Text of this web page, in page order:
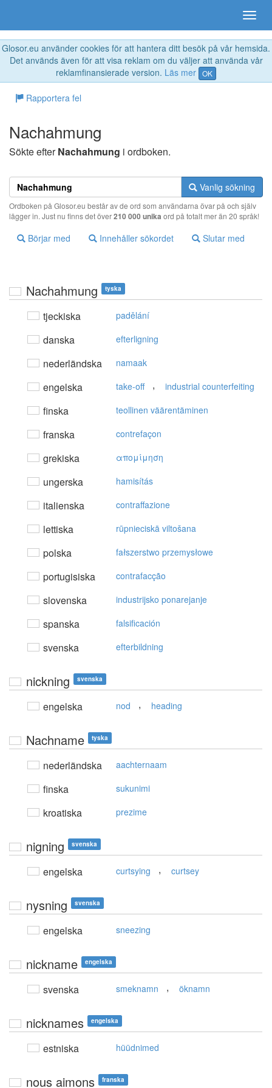
Glosor.eu använder cookies för att hantera ditt besök på vår hemsida.
Det används även för att visa reklam om du väljer att använda vår
reklamfinansierade version. Läs mer OK
Rapportera fel
Nachahmung
Sökte efterNachahmung i ordboken.
Vanlig sökning
Ordboken på Glosor.eu består av de ord som användarna övar på och själv
lägger in. Just nu finns det över210 000 unika ord på totalt mer än 20 språk!
Börjar med Innehåller sökordet Slutar med
Nachahmung tyska
tjeckiska padělání
danska efterligning
nederländska namaak
engelska take-off , industrial counterfeiting
finska teollinen väärentäminen
franska contrefaçon
grekiska απoμίμηση
ungerska hamisítás
italienska contraffazione
lettiska rūpnieciskā viltošana
polska fałszerstwo przemysłowe
portugisiska contrafacção
slovenska industrijsko ponarejanje
spanska falsificación
svenska efterbildning
nickning svenska
engelska nod , heading
Nachname tyska
nederländska aachternaam
finska sukunimi
kroatiska prezime
nigning svenska
engelska curtsying , curtsey
nysning svenska
engelska sneezing
nickname engelska
svenska smeknamn , öknamn
nicknames engelska
estniska hüüdnimed
nous aimons franska